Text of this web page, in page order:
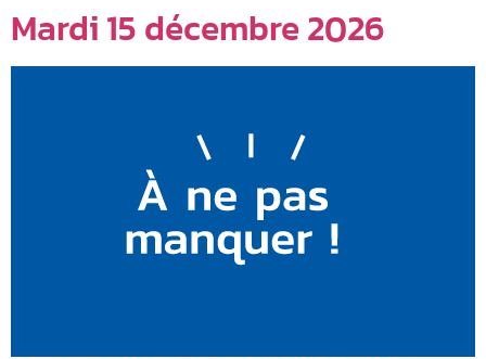
Mardi 15 décembre 2026